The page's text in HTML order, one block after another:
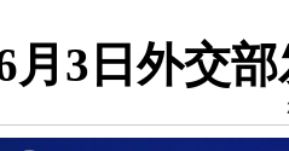
月3日外交